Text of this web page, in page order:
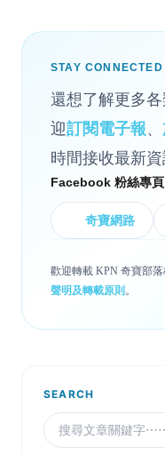
STAY CONNECTED
還想了解更多
迎訂閱電子報、
時間接收最新資
Facebook 粉絲專頁
奇寶網路
歡迎轉載 KPN 奇寶部
聲明及轉載原則 。
SEARCH